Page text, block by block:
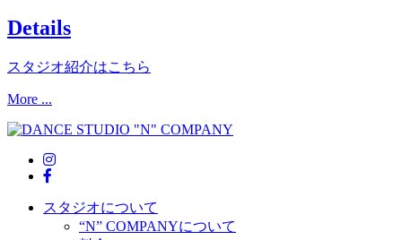
Details
スタジオ紹介はこちら
More ...
スタジオについて
“N” COMPANYについて